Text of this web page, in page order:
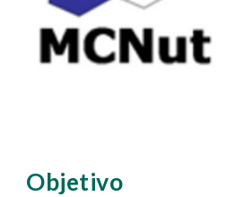
Objetivo